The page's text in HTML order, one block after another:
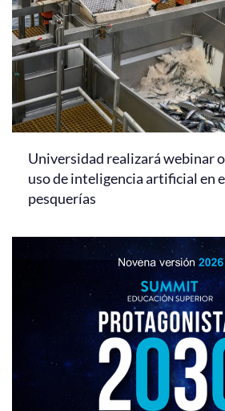
Universidad realizará webinar
uso de inteligencia artificial en
pesquerías